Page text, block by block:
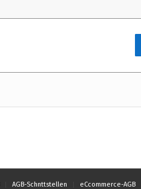
AGB-Schnttstellen eCcommerce-AGB